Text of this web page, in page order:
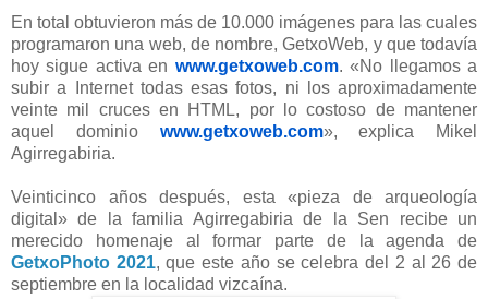
En total obtuvieron más de 10.000 imágenes para las cuales
programaron una web, de nombre, GetxoWeb, y que todavía
hoy sigue activa en www.getxoweb.com. «No llegamos a
subir a Internet todas esas fotos, ni los aproximadamente
veinte mil cruces en HTML, por lo costoso de mantener
aquel dominio www.getxoweb.com», explica Mikel
Agirregabiria.
Veinticinco años después, esta «pieza de arqueología
digital» de la familia Agirregabiria de la Sen recibe un
merecido homenaje al formar parte de la agenda de
GetxoPhoto 2021, que este año se celebra del 2 al 26 de
septiembre en la localidad vizcaína.